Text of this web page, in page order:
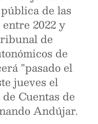
de las
2022 y
de
de
"pasado el
jueves el
Cuentas de
Andújar.